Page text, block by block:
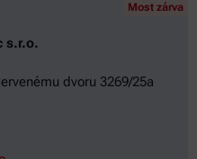
s.r.o.
dvoru 3269/25a
Most zárva